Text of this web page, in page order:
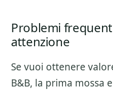
Problemi
attenzione
Se vuoi ottenere
B&B, la prima mossa